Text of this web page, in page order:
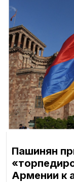
Пашинян
Армении к